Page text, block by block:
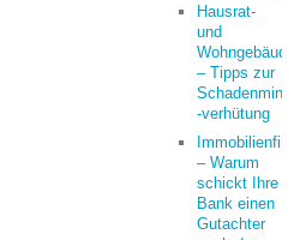
Hausrat-
und
– Tipps zur
-verhütung
– Warum
schickt Ihre
Bank einen
Gutachter